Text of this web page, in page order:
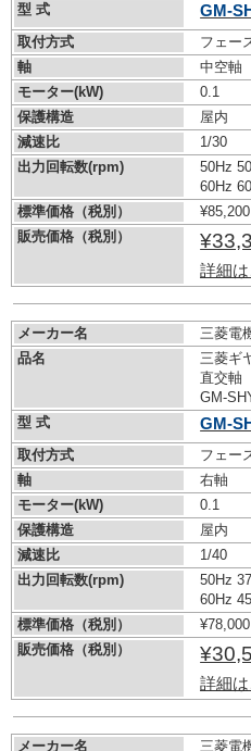
型 式
GM-
取付方式
フェー
軸
中空軸
モーター(kW)
0.1
保護構造
屋内
減速比
1/30
出力回転数(rpm)
50Hz
60Hz
標準価格（税別）
¥85,200
販売価格（税別）
詳細
メーカー名
三菱電
品名
三菱ギ
直交軸
GM-
型 式
GM-
取付方式
フェー
軸
右軸
モーター(kW)
0.1
保護構造
屋内
減速比
1/40
出力回転数(rpm)
50Hz
60Hz
標準価格（税別）
¥78,000
販売価格（税別）
詳細
メーカー名
三菱電